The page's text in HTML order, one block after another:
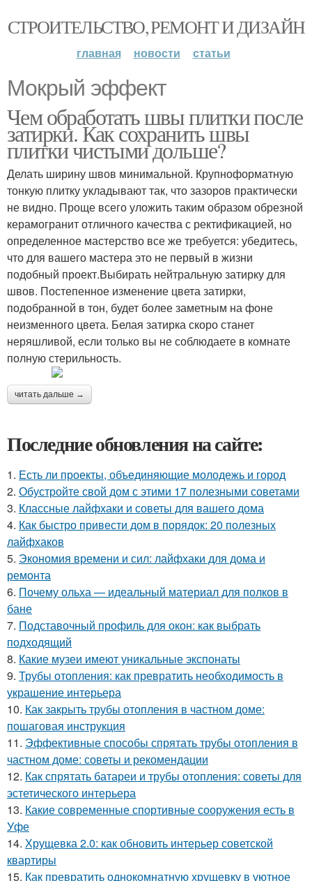
СТРОИТЕЛЬСТВО, РЕМОНТ И ДИЗАЙН
главная новости статьи
Мокрый эффект
Чем обработать швы плитки после
затирки. Как сохранить швы
плитки чистыми дольше?
Делать ширину швов минимальной. Крупноформатную
тонкую плитку укладывают так, что зазоров практически
не видно. Проще всего уложить таким образом обрезной
керамогранит отличного качества с ректификацией, но
определенное мастерство все же требуется: убедитесь,
что для вашего мастера это не первый в жизни
подобный проект.Выбирать нейтральную затирку для
швов. Постепенное изменение цвета затирки,
подобранной в тон, будет более заметным на фоне
неизменного цвета. Белая затирка скоро станет
неряшливой, если только вы не соблюдаете в комнате
полную стерильность.
читать дальше →
Последние обновления на сайте:
1. Есть ли проекты, объединяющие молодежь и город
2. Обустройте свой дом с этими 17 полезными советами
3. Классные лайфхаки и советы для вашего дома
4. Как быстро привести дом в порядок: 20 полезных
лайфхаков
5. Экономия времени и сил: лайфхаки для дома и
ремонта
6. Почему ольха — идеальный материал для полков в
бане
7. Подставочный профиль для окон: как выбрать
подходящий
8. Какие музеи имеют уникальные экспонаты
9. Трубы отопления: как превратить необходимость в
украшение интерьера
10. Как закрыть трубы отопления в частном доме:
пошаговая инструкция
11. Эффективные способы спрятать трубы отопления в
частном доме: советы и рекомендации
12. Как спрятать батареи и трубы отопления: советы для
эстетического интерьера
13. Какие современные спортивные сооружения есть в
Уфе
14. Хрущевка 2.0: как обновить интерьер советской
квартиры
15. Как превратить однокомнатную хрущевку в уютное